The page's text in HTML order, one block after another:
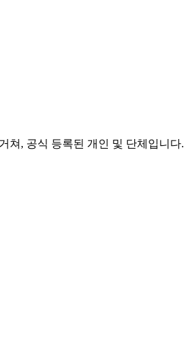
쳐, 공식 등록된 개인 및 단체입니다.